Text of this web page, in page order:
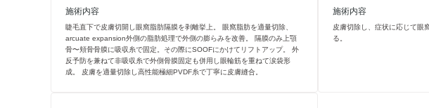
施術内容
睫毛直下で皮膚切開し眼窩脂肪隔膜を剥離挙上。 眼窩脂肪を適量切除、
arcuate expansion外側の脂肪処理で外側の膨らみを改善。 隔膜のみ上顎
骨〜頬骨骨膜に吸収糸で固定。その際にSOOFにかけてリフトアップ。 外
反予防を兼ねて非吸収糸で外側骨膜固定も併用し眼輪筋を重ねて涙袋形
成。 皮膚を適量切除し高性能極細PVDF糸で丁寧に皮膚縫合。
施術内容
皮膚切除し、症状に応じて眼
る。